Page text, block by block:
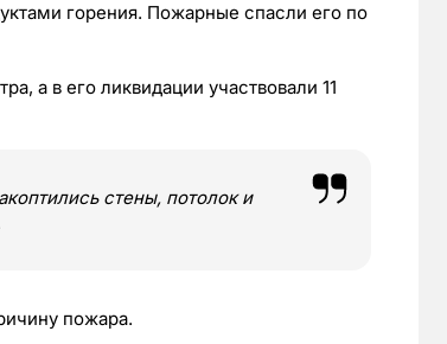
горения. Пожарные спасли его по
а в его ликвидации участвовали 11
стены, потолок и
пожара.